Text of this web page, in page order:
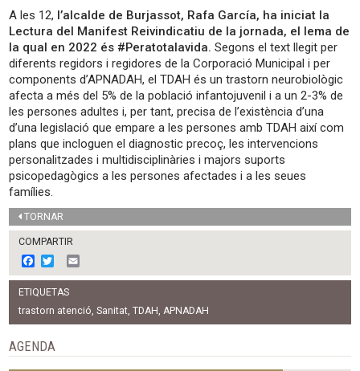
A les 12, l’alcalde de Burjassot, Rafa García, ha iniciat la
Lectura del Manifest Reivindicatiu de la jornada, el lema de
la qual en 2022 és #Peratotalavida. Segons el text llegit per
diferents regidors i regidores de la Corporació Municipal i per
components d’APNADAH, el TDAH és un trastorn neurobiològic
afecta a més del 5% de la població infantojuvenil i a un 2-3% de
les persones adultes i, per tant, precisa de l’existència d’una
d’una legislació que empare a les persones amb TDAH així com
plans que incloguen el diagnostic precoç, les intervencions
personalitzades i multidisciplinàries i majors suports
psicopedagògics a les persones afectades i a les seues
famílies.
TORNAR
COMPARTIR
F
a
c
e
b
o
o
k
w
i
t
t
e
m
l
ETIQUETAS
trastorn atenció,Sanitat,TDAH ,APNADAH
AGENDA